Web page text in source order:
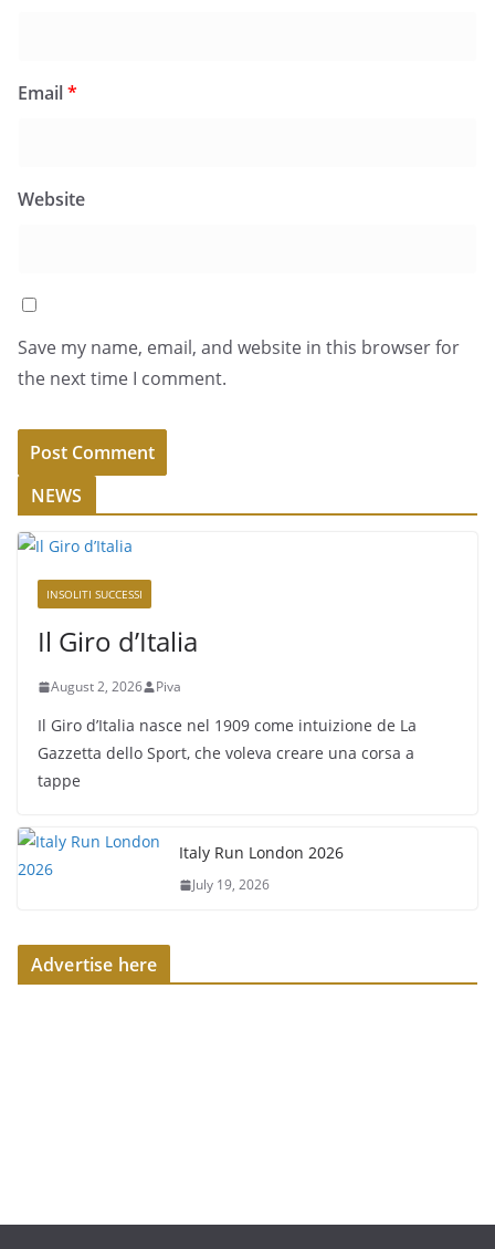
Email*
Website
Save my name, email, and website in this browser for
the next time I comment.
NEWS
INSOLITI SUCCESSI
Il Giro d’Italia
August 2, 2026 Piva
Il Giro d’Italia nasce nel 1909 come intuizione de La
Gazzetta dello Sport, che voleva creare una corsa a
tappe
Italy Run London 2026
July 19, 2026
Advertise here